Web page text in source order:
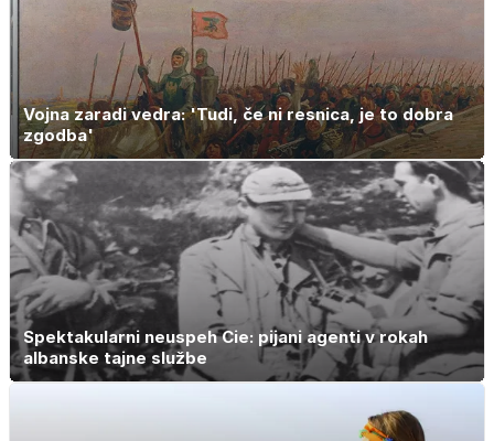
Vojna zaradi vedra: 'Tudi, če ni resnica, je to dobra
zgodba'
Spektakularni neuspeh Cie: pijani agenti v rokah
albanske tajne službe